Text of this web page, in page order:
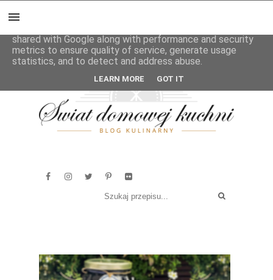
This site uses cookies from Google to deliver its services
shared with Google along with performance and security
metrics to ensure quality of service, generate usage
statistics, and to detect and address abuse.
LEARN MORE GOT IT